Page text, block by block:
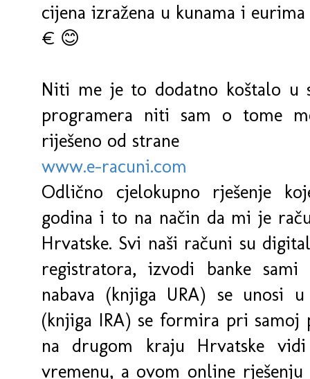
cijena izražena u kunama i eurima
€ 😊
Niti me je to dodatno koštalo u
programera niti sam o tome
riješeno od strane
www.e-racuni.com
Odlično cjelokupno rješenje
godina i to na način da mi je
Hrvatske. Svi naši računi su
registratora, izvodi banke
nabava (knjiga URA) se unosi
(knjiga IRA) se formira pri samoj
na drugom kraju Hrvatske
vremenu, a ovom online